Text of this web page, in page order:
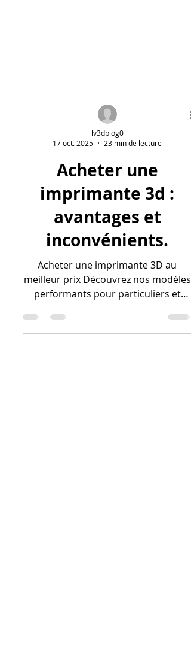
lv3dblog0
17 oct. 2025
23 min de lecture
Acheter une
imprimante 3d :
avantages et
inconvénients.
meilleur prix Découvrez nos modèles
performants pour particuliers et